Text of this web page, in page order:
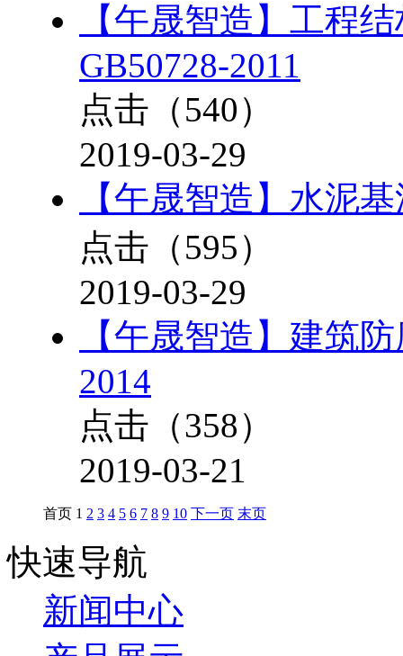
【午晟智造】工程
GB50728-2011
点击（540）
2019-03-29
【午晟智造】水泥
点击（595）
2019-03-29
【午晟智造】建筑
2014
点击（358）
2019-03-21
首页 1 2 3 4 5 6 7 8 9 10 下一页 末页
快速导航
新闻中心